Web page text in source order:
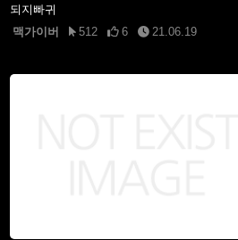
되지빠귀
맥가이버
512 6 21.06.19